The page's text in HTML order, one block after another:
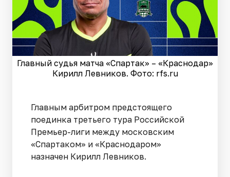
Главный судья матча «Спартак» – «Краснодар»
Кирилл Левников. Фото: rfs.ru
Главным арбитром предстоящего
поединка третьего тура Российской
Премьер-лиги между московским
«Спартаком» и «Краснодаром»
назначен Кирилл Левников.